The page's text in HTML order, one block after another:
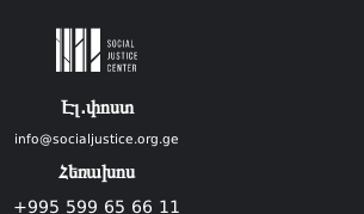
Էլ.փոստ
info@socialjustice.org.ge
Հեռախոս
+995 599 65 66 11